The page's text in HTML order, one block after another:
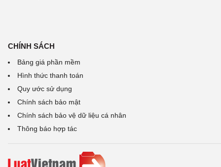
CHÍNH SÁCH
Bảng giá phần mềm
Hình thức thanh toán
Quy ước sử dụng
Chính sách bảo mật
Chính sách bảo vệ dữ liệu cá nhân
Thông báo hợp tác